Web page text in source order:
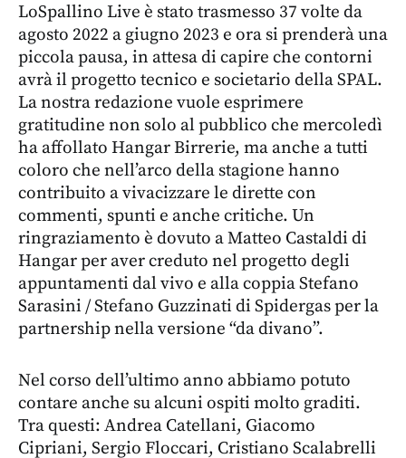
LoSpallino Live è stato trasmesso 37 volte da
agosto 2022 a giugno 2023 e ora si prenderà una
piccola pausa, in attesa di capire che contorni
avrà il progetto tecnico e societario della SPAL.
La nostra redazione vuole esprimere
gratitudine non solo al pubblico che mercoledì
ha affollato Hangar Birrerie, ma anche a tutti
coloro che nell’arco della stagione hanno
contribuito a vivacizzare le dirette con
commenti, spunti e anche critiche. Un
ringraziamento è dovuto a Matteo Castaldi di
Hangar per aver creduto nel progetto degli
appuntamenti dal vivo e alla coppia Stefano
Sarasini / Stefano Guzzinati di Spidergas per la
partnership nella versione “da divano”.
Nel corso dell’ultimo anno abbiamo potuto
contare anche su alcuni ospiti molto graditi.
Tra questi: Andrea Catellani, Giacomo
Cipriani, Sergio Floccari, Cristiano Scalabrelli